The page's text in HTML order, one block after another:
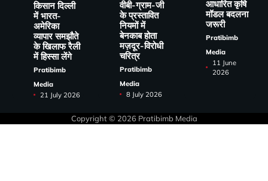
किसान दिल्ली
में भारत-
अमेरिका
व्यापार समझौते
के खिलाफ रैली
में हिस्सा लेंगे
Pratibimb
Media
21 July 2026
वीबी-ग्राम-जी
के प्रस्तावित
नियमों में
बेनकाब होता
मज़दूर-विरोधी
चरित्र
Pratibimb
Media
8 July 2026
आधारित कृषि
मॉडल बदलना
जरूरी
Pratibimb
Media
11 June
2026
Copyright © 2026 Pratibimb Media